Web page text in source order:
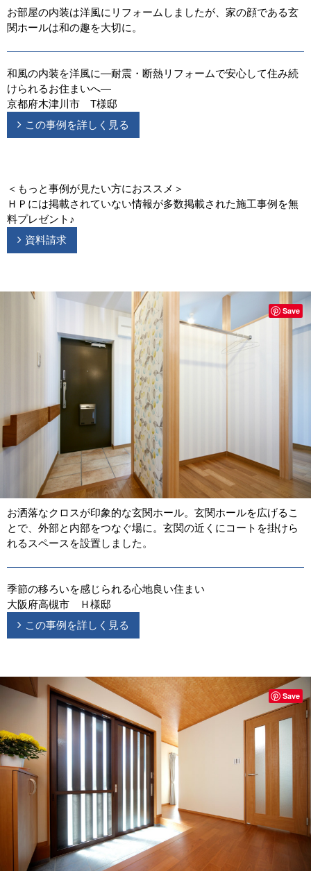
お部屋の内装は洋風にリフォームしましたが、家の顔である玄
関ホールは和の趣を大切に。
和風の内装を洋風に―耐震・断熱リフォームで安心して住み続
けられるお住まいへ―
京都府木津川市 T様邸
この事例を詳しく見る
＜もっと事例が見たい方におススメ＞
ＨＰには掲載されていない情報が多数掲載された施工事例を無
料プレゼント♪
資料請求
お洒落なクロスが印象的な玄関ホール。玄関ホールを広げるこ
とで、外部と内部をつなぐ場に。玄関の近くにコートを掛けら
れるスペースを設置しました。
季節の移ろいを感じられる心地良い住まい
大阪府高槻市 Ｈ様邸
この事例を詳しく見る
Save
Save